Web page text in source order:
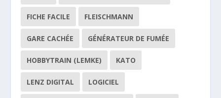
FICHE FACILE FLEISCHMANN
GARE CACHÉE GÉNÉRATEUR DE FUMÉE
HOBBYTRAIN (LEMKE) KATO
LENZ DIGITAL LOGICIEL